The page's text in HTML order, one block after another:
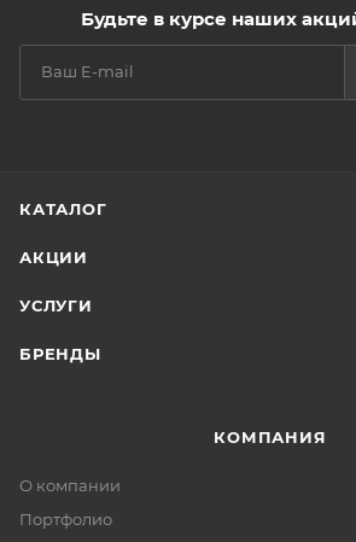
Будьте в курсе наших
КАТАЛОГ
АКЦИИ
УСЛУГИ
БРЕНДЫ
КОМПАНИЯ
О компании
Портфолио